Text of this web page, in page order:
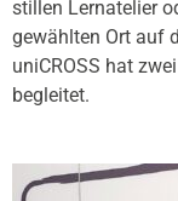
stillen Lernatelier
gewählten Ort auf
uniCROSS hat
begleitet.